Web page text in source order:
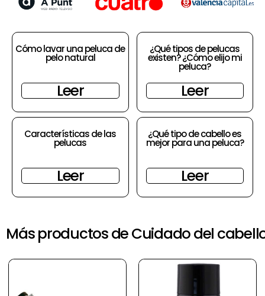
Cómo lavar una peluca de
pelo natural
Leer
¿Qué tipos de pelucas
existen? ¿Cómo elijo mi
peluca?
Leer
Características de las
pelucas
Leer
¿Qué tipo de cabello es
mejor para una peluca?
Leer
Más productos de Cuidado del